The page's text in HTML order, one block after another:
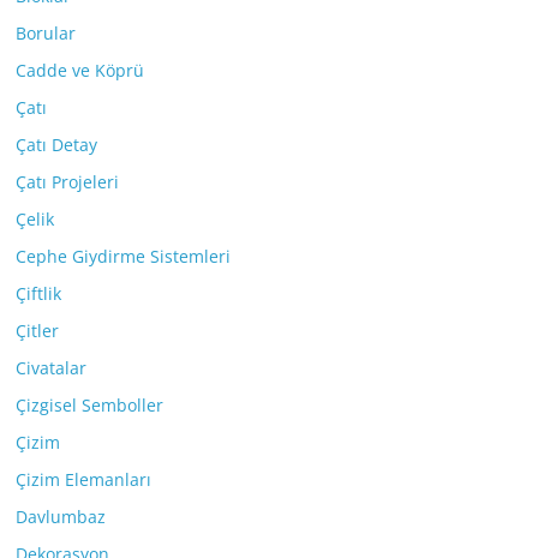
Borular
Cadde ve Köprü
Çatı
Çatı Detay
Çatı Projeleri
Çelik
Cephe Giydirme Sistemleri
Çiftlik
Çitler
Civatalar
Çizgisel Semboller
Çizim
Çizim Elemanları
Davlumbaz